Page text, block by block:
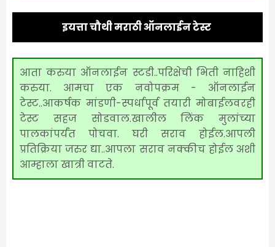
इयत्ता चौथी मराठी ऑनलाईन टेस्ट
आता करुया ऑनलाईन स्टडी..परिक्षेची भिती नाहिशी
करुया. आमचा एक नवोपक्रम - ऑनलाईन
टेस्ट..आकर्षक मांडणी-स्पर्धापूर्व तयारी मोबाईलवरही
टेस्ट सहज सोडवाल.खालील लिंक मुलांच्या
पालकांपर्यंत पोचवा. घरी सराव होईल.आपली
प्रतिक्रिया जरुर द्या..आपला सराव नक्कीच होईल अशी
आम्हाला खात्री वाटते.